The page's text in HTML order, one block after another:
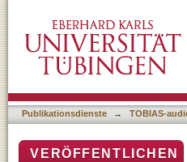
Publikationsdienste → TOBIAS-
VERÖFFENTLICHEN